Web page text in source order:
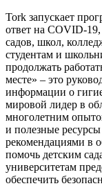
Tork запускает
ответ на COVID-
садов, школ,
студентам и
продолжать
месте» – это
информации о
мировой лидер в
многолетним
и полезные
рекомендациями в
помочь детским
университетам
обеспечить